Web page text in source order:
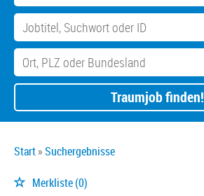
Traumjob finden!
Start Suchergebnisse
Merkliste(0)